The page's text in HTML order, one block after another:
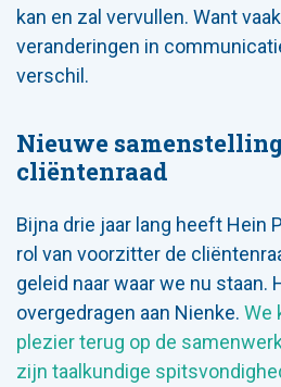
kan en zal vervullen. Want
veranderingen in
verschil.
Nieuwe
cliëntenraad
Bijna drie jaar lang heeft Hein
rol van voorzitter de
geleid naar waar we nu
overgedragen aan Nienke. We
plezier terug op de
zijn taalkundige